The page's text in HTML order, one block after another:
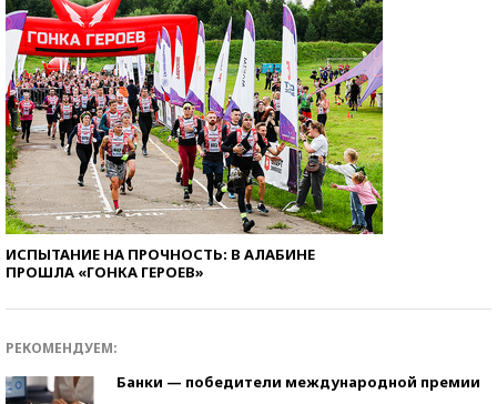
ИСПЫТАНИЕ НА ПРОЧНОСТЬ: В АЛАБИНЕ
ПРОШЛА «ГОНКА ГЕРОЕВ»
РЕКОМЕНДУЕМ:
Банки — победители международной премии